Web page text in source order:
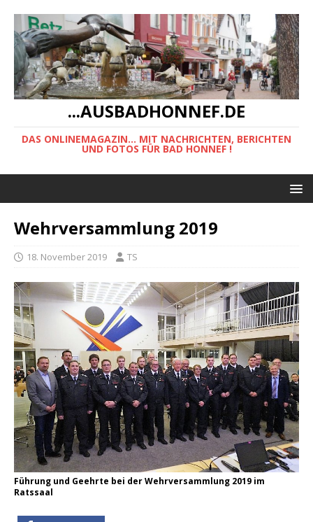
...AUSBADHONNEF.DE
DAS ONLINEMAGAZIN... MIT NACHRICHTEN, BERICHTEN
UND FOTOS FÜR BAD HONNEF !
Wehrversammlung 2019
18. November 2019 TS
Führung und Geehrte bei der Wehrversammlung 2019 im
Ratssaal